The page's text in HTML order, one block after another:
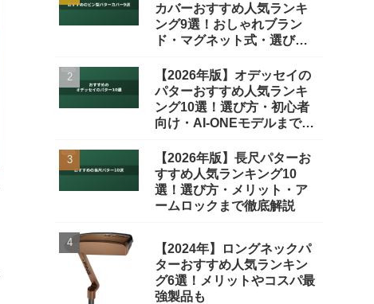
カバーおすすめ人気ランキ
ング9選！おしゃれブラン
ド・マグネット式・選び方
【2026年版】オデッセイの
パターおすすめ人気ランキ
ング10選！選び方・初心者
向け・AI-ONEモデルまで徹
【2026年版】長尺パターお
すすめ人気ランキング10
選！選び方・メリット・ア
ームロックまで徹底解説
【2024年】ロングネックパ
ターおすすめ人気ランキン
グ6選！メリットやコスパ最
強製品も